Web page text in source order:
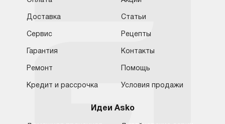
Москва
Москва
Санкт-Петербург
8 (800) 555-17-98
Бесплатно для регионов Ежедневно с 10:00 до 21:00
hello@asko-shop.ru
Доставка
Сервис
Гарантия
Ремонт
Кредит и рассрочка
Статьи
Рецепты
Контакты
Помощь
Условия продажи
Идеи Asko